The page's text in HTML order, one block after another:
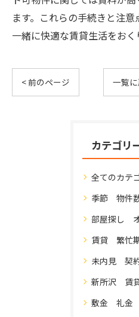
ます。これらの手続きと注
一緒に快適な賃貸生活をおく
< 前のページ 一覧
カテゴリ
全てのカテ
季節 物件
部屋探し
賃貸 繁忙
未内見 契
新所沢 賃
敷金 礼金